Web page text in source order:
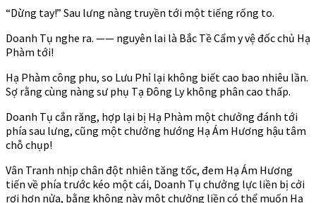
“Dừng tay!” Sau lưng nàng truyền tới một tiếng rống to.
Doanh Tụ nghe ra. —— nguyên lai là Bắc Tề Cẩm y vệ đốc chủ Hạ
Phàm tới!
Hạ Phàm công phu, so Lưu Phỉ lại không biết cao bao nhiêu lần.
Sợ rằng cùng nàng sư phụ Tạ Đông Ly không phân cao thấp.
Doanh Tụ cắn răng, hợp lại bị Hạ Phàm một chưởng đánh tới
phía sau lưng, cũng một chưởng hướng Hạ Ám Hương hậu tâm
chỗ chụp!
Vân Tranh nhịp chân đột nhiên tăng tốc, đem Hạ Ám Hương
tiến về phía trước kéo một cái, Doanh Tụ chưởng lực liền bị cởi
rơi hơn nửa, bằng không này một chưởng liền có thể muốn Hạ